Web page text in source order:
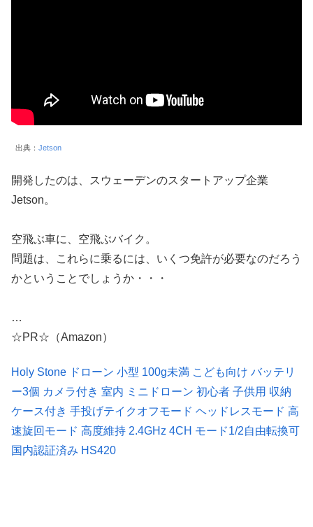
出典： Jetson
開発したのは、スウェーデンのスタートアップ企業
Jetson。
空飛ぶ車に、空飛ぶバイク。
問題は、これらに乗るには、いくつ免許が必要なのだろう
かということでしょうか・・・
…
☆PR☆（Amazon）
Holy Stone ドローン 小型 100g未満 こども向け バッテリ
ー3個 カメラ付き 室内 ミニドローン 初心者 子供用 収納
ケース付き 手投げテイクオフモード ヘッドレスモード 高
速旋回モード 高度維持 2.4GHz 4CH モード1/2自由転換可
国内認証済み HS420